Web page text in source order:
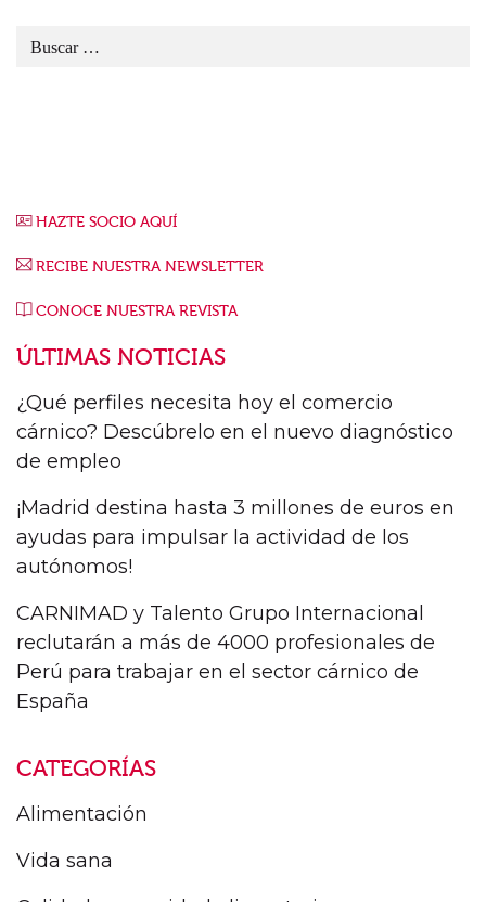
HAZTE SOCIO AQUÍ
RECIBE NUESTRA NEWSLETTER
CONOCE NUESTRA REVISTA
ÚLTIMAS NOTICIAS
¿Qué perfiles necesita hoy el comercio
cárnico? Descúbrelo en el nuevo diagnóstico
de empleo
¡Madrid destina hasta 3 millones de euros en
ayudas para impulsar la actividad de los
autónomos!
CARNIMAD y Talento Grupo Internacional
reclutarán a más de 4000 profesionales de
Perú para trabajar en el sector cárnico de
España
CATEGORÍAS
Alimentación
Vida sana